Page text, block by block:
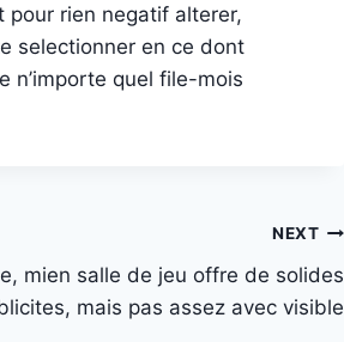
pour rien negatif alterer,
selectionner en ce dont
quel file-mois
NEXT
mien salle de jeu offre de solides
mais pas assez avec visible